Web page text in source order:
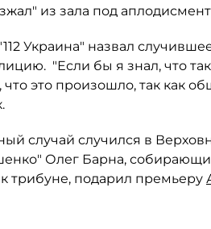
из зала под
Украина" назвал
"Если бы я знал, что
это произошло, так как
случай случился в
Олег Барна,
трибуне, подарил премьеру